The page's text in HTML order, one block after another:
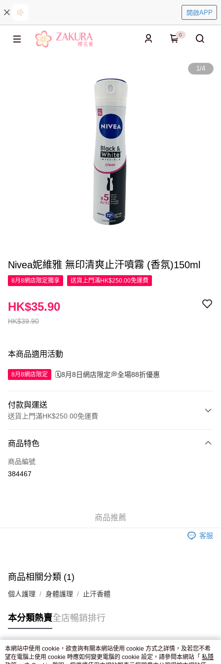
開啟APP
0
1/4
Nivea妮維雅 無印清爽止汗噴霧 (香氛)150ml
8月8網店限定獨享 送貨上門滿HK$250.00免運費
HK$39.90
HK$35.90
本商品適用活動
8月8網店限定 🗓️8月8日網店限定💭全場88折優惠
付款與運送
送貨上門滿HK$250.00免運費
信用卡
Apple Pay
付款後門市自取，訂單確認後2-4個工作天到店，7天內取。逾期後
商品特色
商品編號
384467
商品推薦
客服
商品相關分類 (1)
個人護理 身體護理 止汗香體
本分類熱賣全店暢銷排行
熱門標籤
本網站中使用 cookie，欲查詢有關本網站使用 cookie 方式之詳情，及若您不希
望在電腦上使用 cookie 時應如何變更電腦的 cookie 設定，請參閱本網站「 私隱